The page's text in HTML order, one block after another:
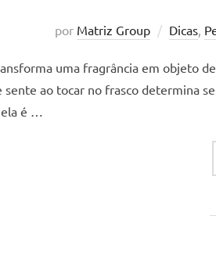
por Matriz Group Dicas
uma fragrância em objeto
ao tocar no frasco determina
é …